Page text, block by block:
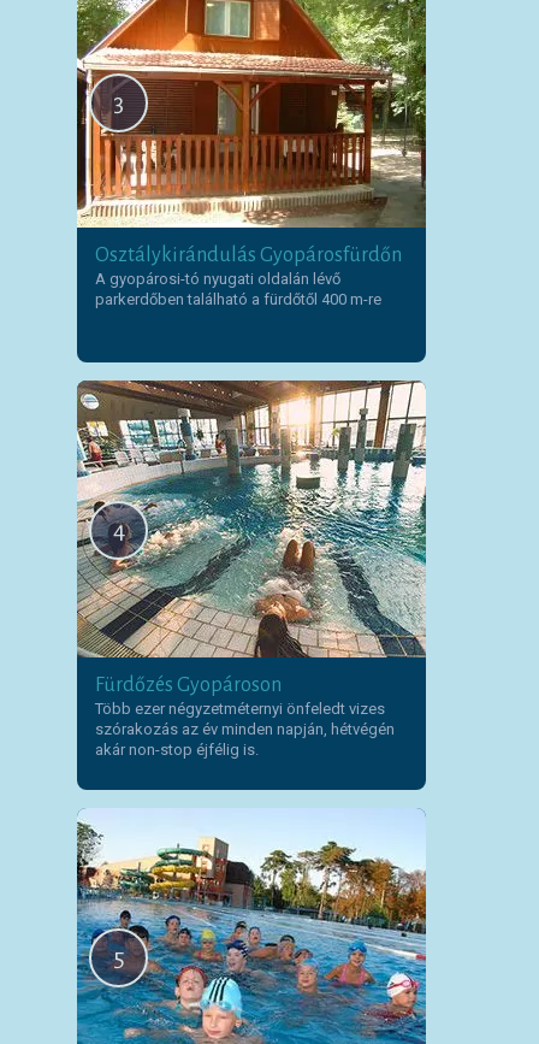
3
Osztálykirándulás Gyopárosfürdőn
A gyopárosi-tó nyugati oldalán lévő
parkerdőben található a fürdőtől 400 m-re
4
Fürdőzés Gyopároson
Több ezer négyzetméternyi önfeledt vizes
szórakozás az év minden napján, hétvégén
akár non-stop éjfélig is.
5